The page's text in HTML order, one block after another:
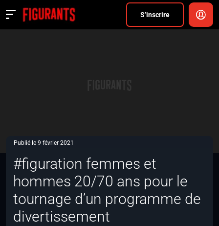
S’inscrire
Actualités
Publié le 9 février 2021
#figuration femmes et
hommes 20/70 ans pour le
tournage d’un programme de
divertissement